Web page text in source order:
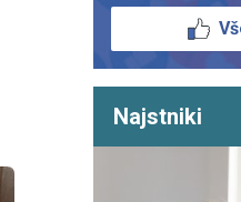
Najstniki